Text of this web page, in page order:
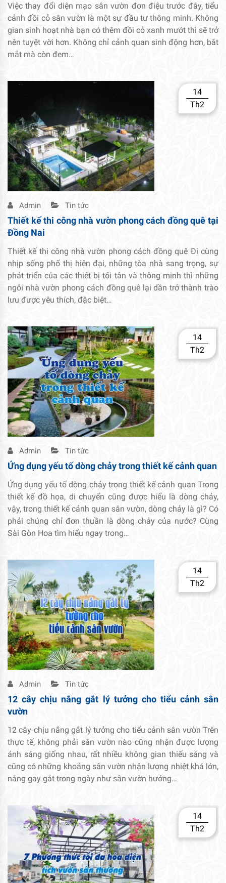
Việc thay đổi diện mạo sân vườn đơn điệu trước đây, tiểu
cảnh đồi cỏ sân vườn là một sự đầu tư thông minh. Không
gian sinh hoạt nhà bạn có thêm đồi cỏ xanh mướt thì sẽ trở
nên tuyệt vời hơn. Không chỉ cảnh quan sinh động hơn, bắt
mắt mà còn đem…
14
Th2
Admin Tin tức
Thiết kế thi công nhà vườn phong cách đồng quê tại
Đồng Nai
Thiết kế thi công nhà vườn phong cách đồng quê Đi cùng
nhịp sống phố thị hiện đại, những tòa nhà sang trọng, sự
phát triển của các thiết bị tối tân và thông minh thì những
ngôi nhà vườn phong cách đồng quê lại dần trở thành trào
lưu được yêu thích, đặc biệt…
14
Th2
Admin Tin tức
Ứng dụng yếu tố dòng chảy trong thiết kế cảnh quan
Ứng dụng yếu tố dòng chảy trong thiết kế cảnh quan Trong
thiết kế đồ họa, di chuyển cũng được hiểu là dòng chảy,
vậy, trong thiết kế cảnh quan sân vườn, dòng chảy là gì? Có
phải chúng chỉ đơn thuần là dòng chảy của nước? Cùng
Sài Gòn Hoa tìm hiểu ngay trong…
14
Th2
Admin Tin tức
12 cây chịu nắng gắt lý tưởng cho tiểu cảnh sân
vườn
12 cây chịu nắng gắt lý tưởng cho tiểu cảnh sân vườn Trên
thực tế, không phải sân vườn nào cũng nhận được lượng
ánh sáng giống nhau, rất nhiều không gian thiếu sáng và
cũng có những khoảng sân vườn nhận lượng nhiệt khá lớn,
nắng gay gắt trong ngày như sân vườn hướng…
14
Th2